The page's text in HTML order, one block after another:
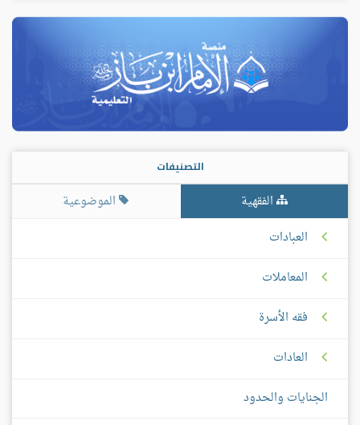
التصنيفات
الفقهية
الموضوعية
العبادات
المعاملات
فقه الأسرة
العادات
الجنايات والحدود